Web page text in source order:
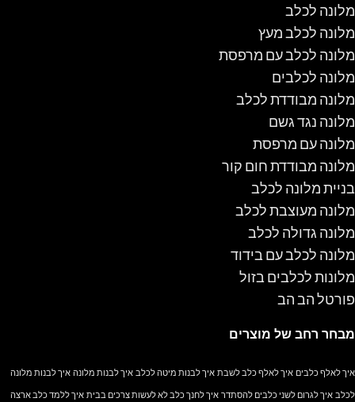
מלונה לכלב
מלונה לכלב מעץ
מלונה לכלב עם מרפסת
מלונה לכלבים
מלונה מבודדת לכלב
מלונה נגד גשם
מלונה עם מרפסת
מלונה מבודדת חום קור
בניית מלונה לכלב
מלונה מעוצבת לכלב
מלונה גדולה לכלב
מלונה לכלב עם בידוד
מלונות לכלבים בזול
פורטל הב הב
מבחר רחב של מוצרים
איך לאלף כלבים איך לאלף כלב לשבת איך לבנות מיטה לכלב איך לבנות מלונה איך לבנות מלונה
לכלב איך לגרום לשני כלבים להסתדר איך לחנך כלב לא לעשות צרכים בבית איך ללמד כלב ארצה